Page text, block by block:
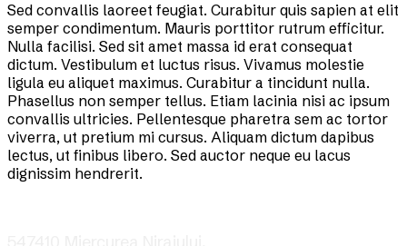
Sed convallis laoreet feugiat. Curabitur quis sapien at elit
semper condimentum. Mauris porttitor rutrum efficitur.
Nulla facilisi. Sed sit amet massa id erat consequat
dictum. Vestibulum et luctus risus. Vivamus molestie
ligula eu aliquet maximus. Curabitur a tincidunt nulla.
Phasellus non semper tellus. Etiam lacinia nisi ac ipsum
convallis ultricies. Pellentesque pharetra sem ac tortor
viverra, ut pretium mi cursus. Aliquam dictum dapibus
lectus, ut finibus libero. Sed auctor neque eu lacus
dignissim hendrerit.